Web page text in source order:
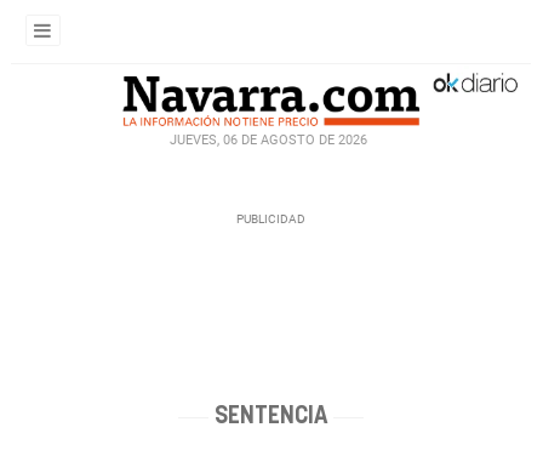
JUEVES, 06 DE AGOSTO DE 2026
SENTENCIA